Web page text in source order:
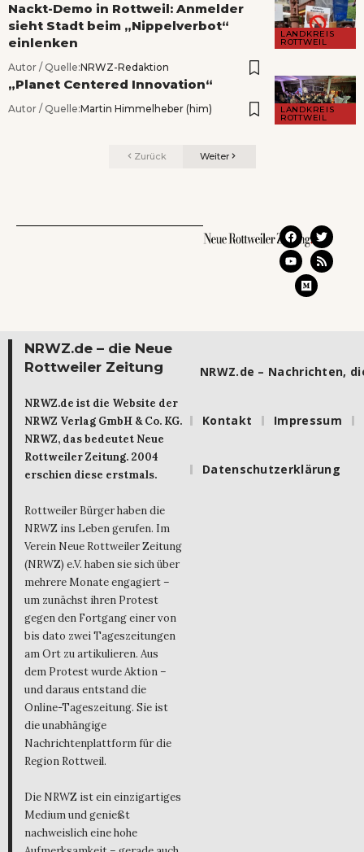
LANDKREIS
ROTTWEIL
Nackt-Demo in Rottweil: Anmelder
sieht Stadt beim „Nippelverbot“
einlenken
Autor / Quelle:NRWZ-Redaktion
LANDKREIS
ROTTWEIL
„Planet Centered Innovation“
Autor / Quelle:Martin Himmelheber (him)
Zurück Weiter
NRWZ.de – die Neue
Rottweiler Zeitung
NRWZ.de ist die Website der
NRWZ Verlag GmbH & Co. KG.
NRWZ, das bedeutet Neue
Rottweiler Zeitung. 2004
erschien diese erstmals.
Rottweiler Bürger haben die
NRWZ ins Leben gerufen. Im
Verein Neue Rottweiler Zeitung
(NRWZ) e.V. haben sie sich über
mehrere Monate engagiert –
um zunächst ihren Protest
gegen den Fortgang einer von
bis dato zwei Tageszeitungen
am Ort zu artikulieren. Aus
dem Protest wurde Aktion –
und daraus entstand die
Online-Tageszeitung. Sie ist
die unabhängige
Nachrichtenplattform für die
Region Rottweil.
Die NRWZ ist ein einzigartiges
Medium und genießt
nachweislich eine hohe
NRWZ.de – Nachrichten,
Kontakt Impressum
Datenschutzerklärung